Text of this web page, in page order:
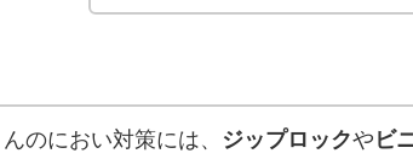
のにおい対策には、 ジップロックや ビ